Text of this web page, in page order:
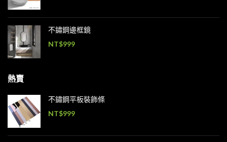
不鏽鋼邊框鏡
NT$999
熱賣
不鏽鋼平板裝飾條
NT$999